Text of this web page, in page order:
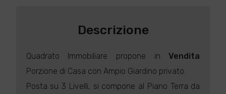
Descrizione
Quadrato Immobiliare propone inVendita
Porzione di Casa con Ampio Giardino privato.
Posta su 3 Livelli, si compone al Piano Terra da